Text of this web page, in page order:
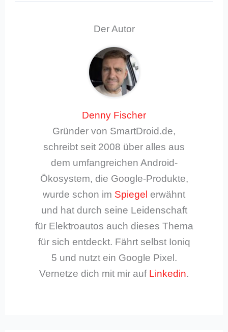
Der Autor
Denny Fischer
Gründer von SmartDroid.de,
schreibt seit 2008 über alles aus
dem umfangreichen Android-
Ökosystem, die Google-Produkte,
wurde schon im Spiegel erwähnt
und hat durch seine Leidenschaft
für Elektroautos auch dieses Thema
für sich entdeckt. Fährt selbst Ioniq
5 und nutzt ein Google Pixel.
Vernetze dich mit mir auf Linkedin.